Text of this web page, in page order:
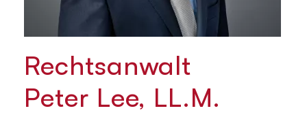
Rechtsanwalt
Peter Lee, LL.M.